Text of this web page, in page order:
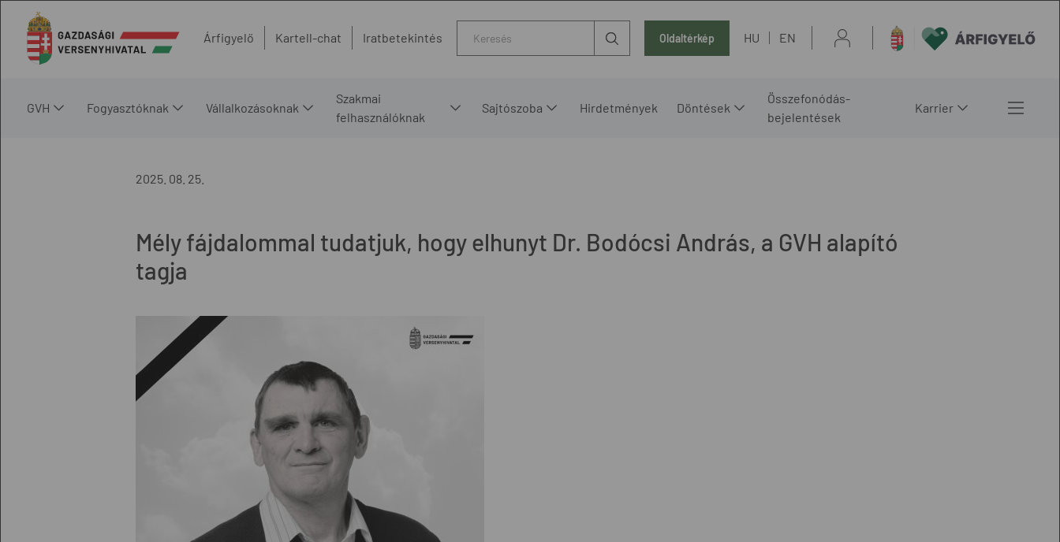
Árfigyelő Kartell-chat Iratbetekintés Oldaltérkép HU EN
GVH Fogyasztóknak Vállalkozásoknak
Szakmai
felhasználóknak
Sajtószoba Hirdetmények Döntések
Összefonódás-
bejelentések
Karrier
2025. 08. 25.
Mély fájdalommal tudatjuk, hogy elhunyt Dr. Bodócsi András, a GVH alapító
tagja